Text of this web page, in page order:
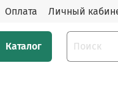
Оплата Личный
Каталог